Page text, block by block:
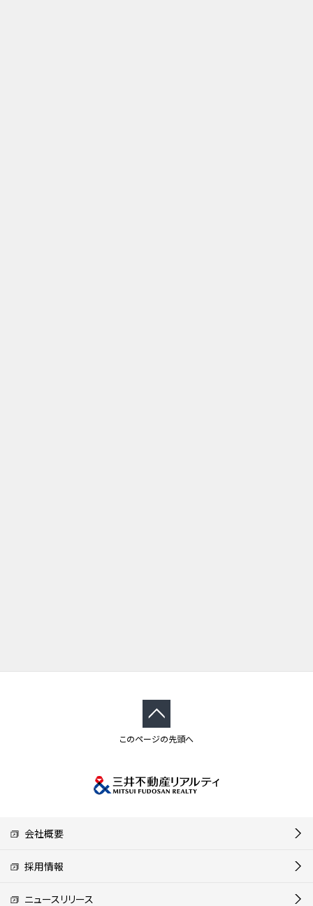
このページの先頭へ
会社概要
採用情報
ニュースリリース